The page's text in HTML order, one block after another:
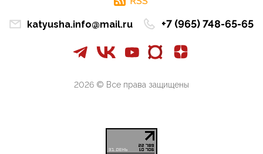
Снова о главном на фронте. Противник вновь
захватил "малое небо" на украинском ТВД.
08:05, 09 Апреля 2026
продолжает сражаться с Украиной, где людей
katyusha.info@mail.ru +7 (965) 748-65-65
2026 © Все права защищены